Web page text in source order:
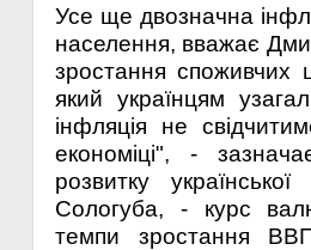
Усе ще двозначна
населення, вважає
зростання споживчих
який українцям
інфляція не
економіці", -
розвитку
Сологуба, - курс
темпи зростання